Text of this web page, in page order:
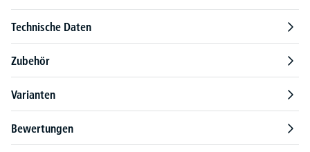
Technische Daten
Zubehör
Varianten
Bewertungen